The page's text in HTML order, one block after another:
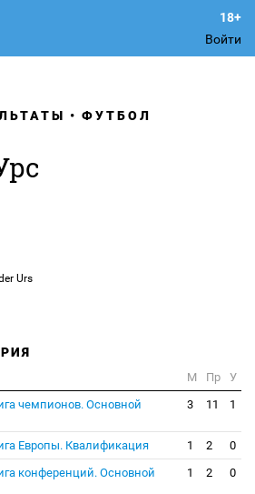
Войти
ФУТБОЛ
Urs
М Пр
У
чемпионов. Основной
3 11 1
Европы. Квалификация 1 2
0
конференций. Основной
1 2 0